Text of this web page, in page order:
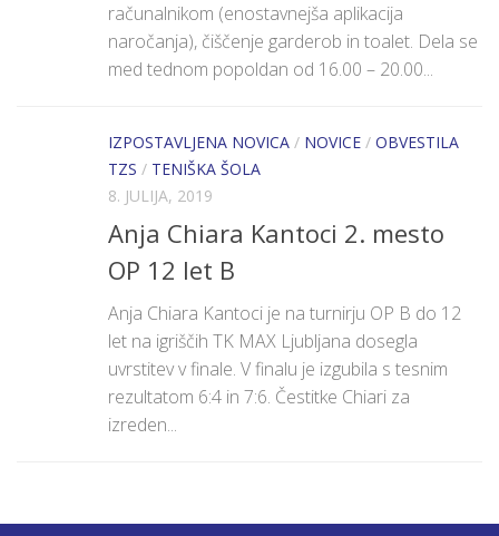
računalnikom (enostavnejša aplikacija
naročanja), čiščenje garderob in toalet. Dela se
med tednom popoldan od 16.00 – 20.00...
IZPOSTAVLJENA NOVICA / NOVICE / OBVESTILA
TZS / TENIŠKA ŠOLA
8. JULIJA, 2019
Anja Chiara Kantoci 2. mesto
OP 12 let B
Anja Chiara Kantoci je na turnirju OP B do 12
let na igriščih TK MAX Ljubljana dosegla
uvrstitev v finale. V finalu je izgubila s tesnim
rezultatom 6:4 in 7:6. Čestitke Chiari za
izreden...